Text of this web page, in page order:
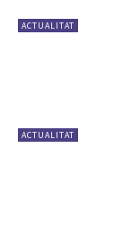
ACTUALITAT
ACTUALITAT